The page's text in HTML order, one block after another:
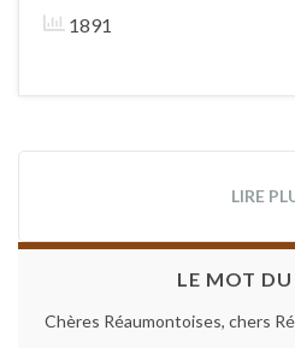
1891
LIRE
LE MOT
Chères Réaumontoises, chers